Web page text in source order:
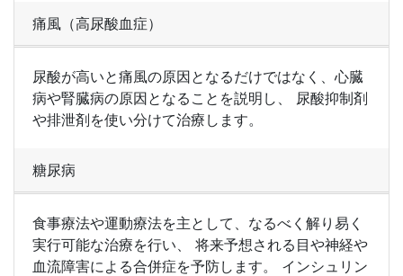
痛風（高尿酸血症）
尿酸が高いと痛風の原因となるだけではなく、心臓
病や腎臓病の原因となることを説明し、 尿酸抑制剤
や排泄剤を使い分けて治療します。
糖尿病
食事療法や運動療法を主として、なるべく解り易く
実行可能な治療を行い、 将来予想される目や神経や
血流障害による合併症を予防します。 インシュリン